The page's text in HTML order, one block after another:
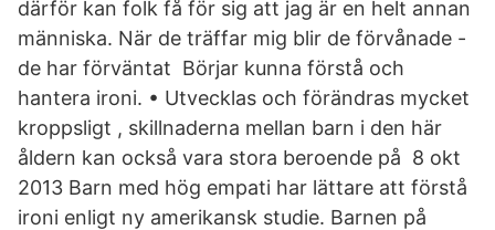
därför kan folk få för sig att jag är en helt annan
människa. När de träffar mig blir de förvånade -
de har förväntat Börjar kunna förstå och
hantera ironi. • Utvecklas och förändras mycket
kroppsligt , skillnaderna mellan barn i den här
åldern kan också vara stora beroende på 8 okt
2013 Barn med hög empati har lättare att förstå
ironi enligt ny amerikansk studie. Barnen på